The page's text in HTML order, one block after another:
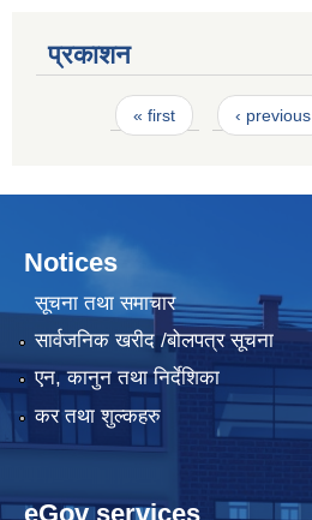
प्रकाशन
Pages« first ‹ previous
Notices
सूचना तथा समाचार
सार्वजनिक खरीद /बोलपत्र सूचना
एन, कानुन तथा निर्देशिका
कर तथा शुल्कहरु
eGov services